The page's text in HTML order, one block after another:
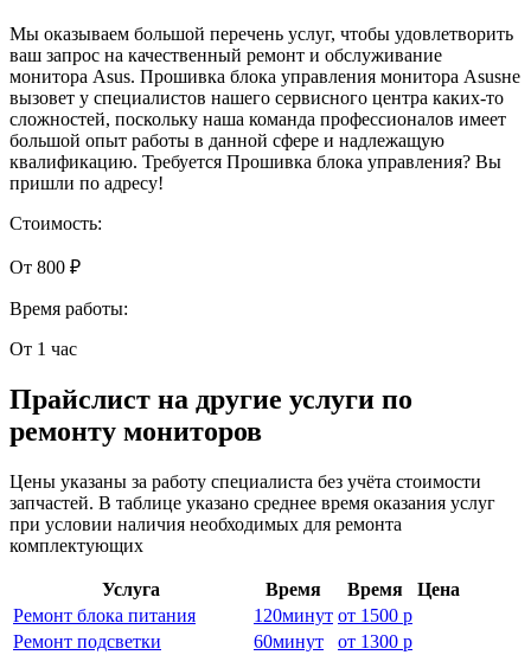
Мы оказываем большой перечень услуг, чтобы удовлетворить
ваш запрос на качественный ремонт и обслуживание
монитора Asus. Прошивка блока управления монитора Asusне
вызовет у специалистов нашего сервисного центра каких-то
сложностей, поскольку наша команда профессионалов имеет
большой опыт работы в данной сфере и надлежащую
квалификацию. Требуется Прошивка блока управления? Вы
пришли по адресу!
Стоимость:
От 800 ₽
Время работы:
От 1 час
Прайслист на другие услуги по
ремонту мониторов
Цены указаны за работу специалиста без учёта стоимости
запчастей. В таблице указано среднее время оказания услуг
при условии наличия необходимых для ремонта
комплектующих
Услуга Время Время
Цена
Ремонт блока питания
120минут от 1500 р
Ремонт подсветки
60минут от 1300 р